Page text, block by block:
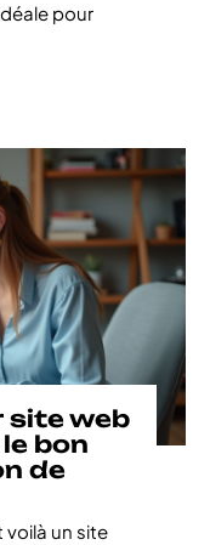
pour
site web
bon
de
voilà un site